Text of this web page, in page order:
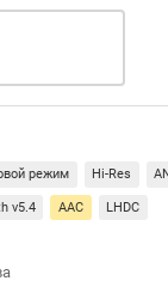
режим Hi-Res
v5.4 AAC LHDC